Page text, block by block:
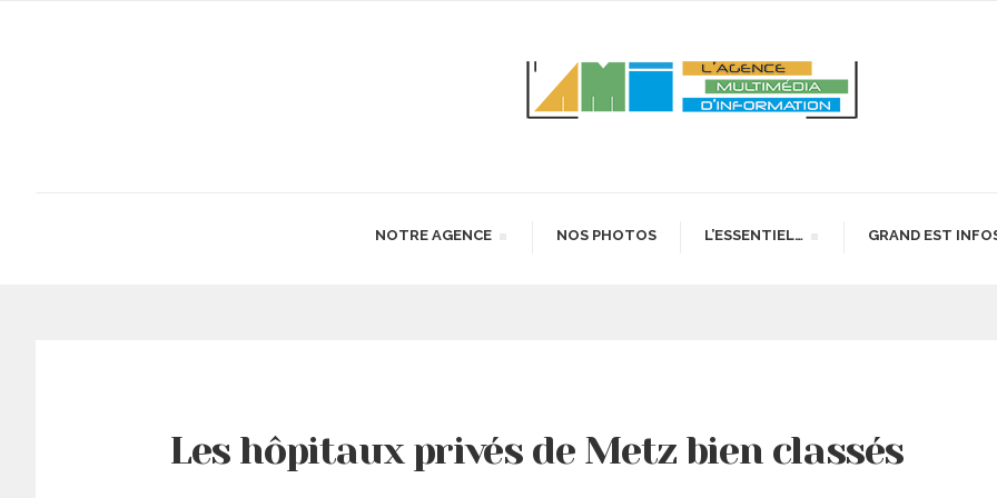
NOTRE AGENCE NOS PHOTOS L’ESSENTIEL… GRAND EST
Les hôpitaux privés de Metz bien classés